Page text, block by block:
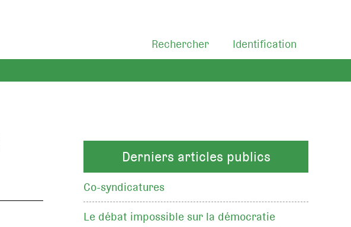
Identification
Rechercher
Derniers articles publics
Co-syndicatures
Le débat impossible sur la démocratie